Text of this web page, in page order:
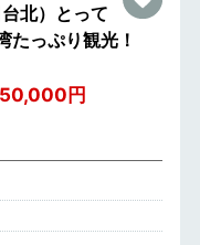
北）とって
っぷり観光！
円